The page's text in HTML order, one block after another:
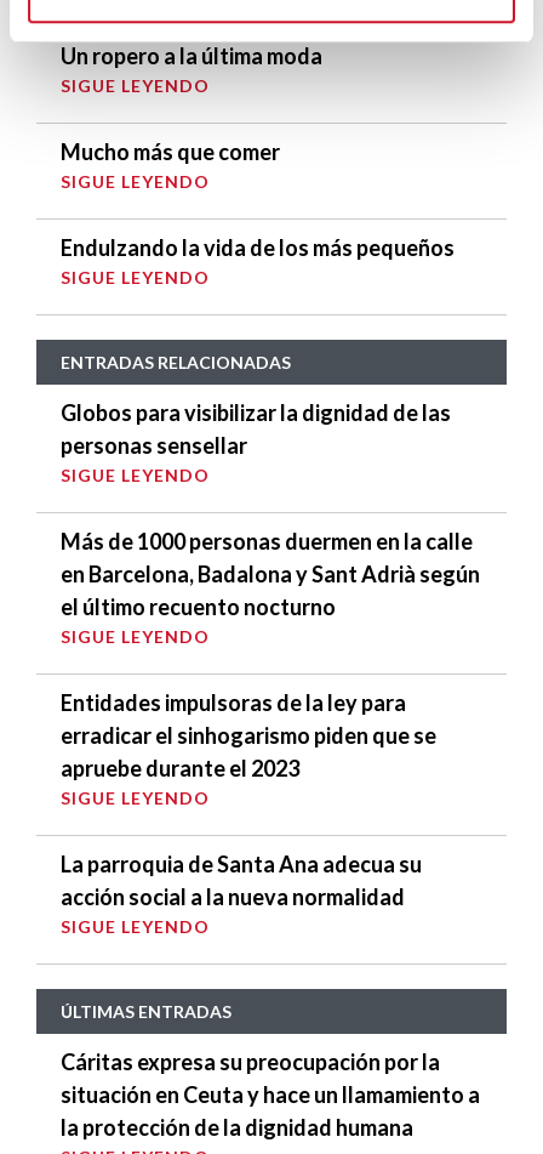
Un ropero a la última moda
SIGUE LEYENDO
Mucho más que comer
SIGUE LEYENDO
Endulzando la vida de los más pequeños
SIGUE LEYENDO
ENTRADAS RELACIONADAS
Globos para visibilizar la dignidad de las
personas sensellar
SIGUE LEYENDO
Más de 1000 personas duermen en la calle
en Barcelona, Badalona y Sant Adrià según
el último recuento nocturno
SIGUE LEYENDO
Entidades impulsoras de la ley para
erradicar el sinhogarismo piden que se
apruebe durante el 2023
SIGUE LEYENDO
La parroquia de Santa Ana adecua su
acción social a la nueva normalidad
SIGUE LEYENDO
ÚLTIMAS ENTRADAS
Cáritas expresa su preocupación por la
situación en Ceuta y hace un llamamiento a
la protección de la dignidad humana